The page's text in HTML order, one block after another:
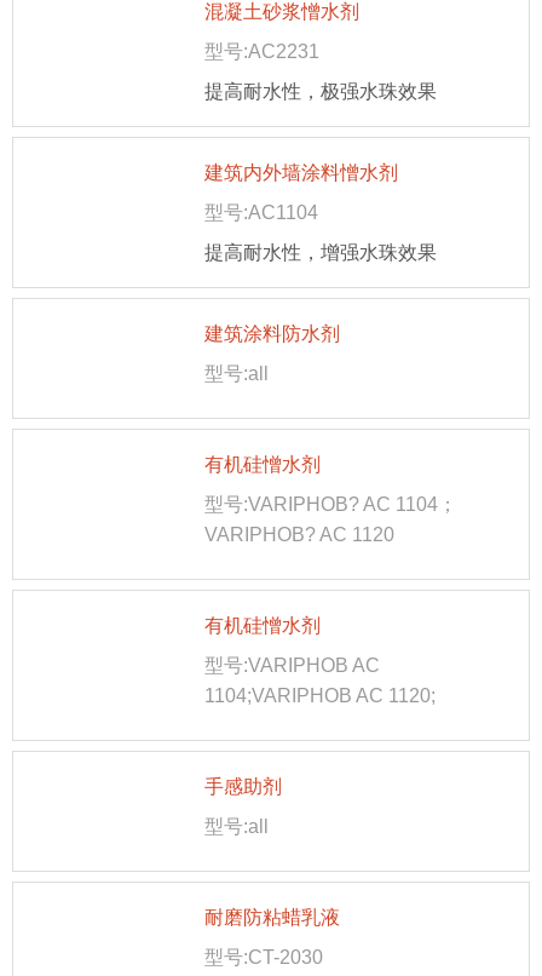
混凝土砂浆憎水剂
型号:AC2231
提高耐水性，极强水珠效果
建筑内外墙涂料憎水剂
型号:AC1104
提高耐水性，增强水珠效果
建筑涂料防水剂
型号:all
有机硅憎水剂
型号:VARIPHOB? AC 1104；
VARIPHOB? AC 1120
有机硅憎水剂
型号:VARIPHOB AC
1104;VARIPHOB AC 1120;
手感助剂
型号:all
耐磨防粘蜡乳液
型号:CT-2030